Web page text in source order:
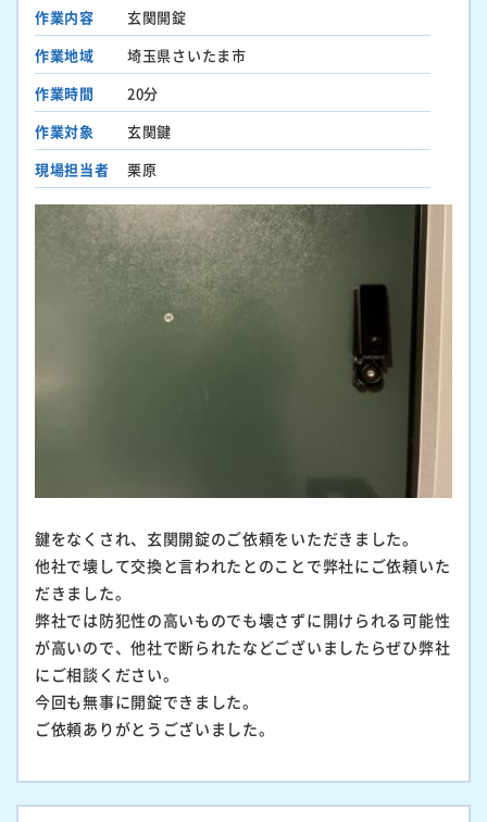
作業内容
玄関開錠
作業地域
埼玉県さいたま市
作業時間
20分
作業対象
玄関鍵
現場担当者
栗原
鍵をなくされ、玄関開錠のご依頼をいただきました。
他社で壊して交換と言われたとのことで弊社にご依頼いた
だきました。
弊社では防犯性の高いものでも壊さずに開けられる可能性
が高いので、他社で断られたなどございましたらぜひ弊社
にご相談ください。
今回も無事に開錠できました。
ご依頼ありがとうございました。